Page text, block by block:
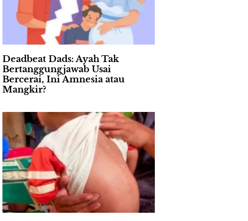
Deadbeat Dads: Ayah Tak
Bertanggungjawab Usai
Bercerai, Ini Amnesia atau
Mangkir?